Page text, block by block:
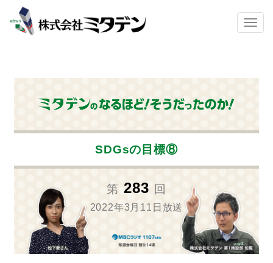
SDGsの目標⑧
第 283 回
2022年3月11日放送